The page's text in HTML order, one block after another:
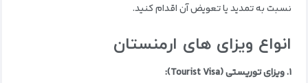
نسبت به تمدید یا تعویض آن اقدام کنید.
انواع ویزای های ارمنستان
۱. ویزای توریستی (Tourist Visa):